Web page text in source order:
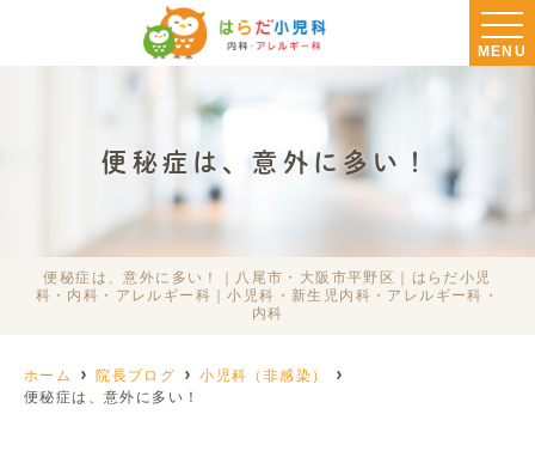
MENU
便秘症は、意外に多い！
便秘症は、意外に多い！｜八尾市・大阪市平野区｜はらだ小児
科・内科・アレルギー科｜小児科・新生児内科・アレルギー科・
内科
ホーム 院長ブログ
小児科（非感染）
便秘症は、意外に多い！